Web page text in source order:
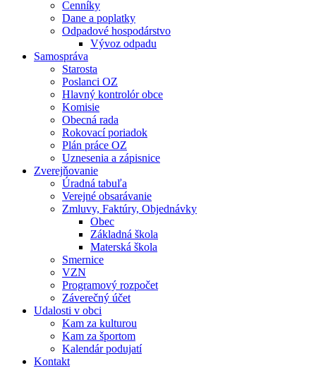
Cenníky
Dane a poplatky
Odpadové hospodárstvo
Vývoz odpadu
Samospráva
Starosta
Poslanci OZ
Hlavný kontrolór obce
Komisie
Obecná rada
Rokovací poriadok
Plán práce OZ
Uznesenia a zápisnice
Zverejňovanie
Úradná tabuľa
Verejné obsarávanie
Zmluvy, Faktúry, Objednávky
Obec
Základná škola
Materská škola
Smernice
VZN
Programový rozpočet
Záverečný účet
Udalosti v obci
Kam za kulturou
Kam za športom
Kalendár podujatí
Kontakt